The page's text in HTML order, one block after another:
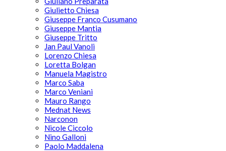
Giulietto Chiesa
Giuseppe Franco Cusumano
Giuseppe Mantia
Giuseppe Tritto
Jan Paul Vanoli
Lorenzo Chiesa
Loretta Bolgan
Manuela Magistro
Marco Saba
Marco Veniani
Mauro Rango
Mednat News
Narconon
Nicole Ciccolo
Nino Galloni
Paolo Maddalena